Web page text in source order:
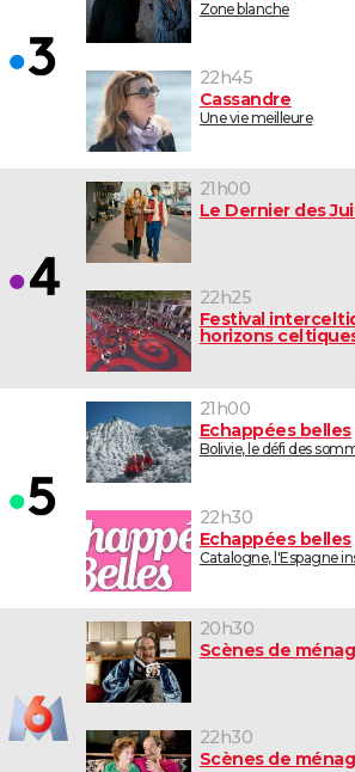
Zone blanche
22h45
Cassandre
Une vie meilleure
21h00
Le Dernier des
22h25
Festival
horizons
21h00
Echappées belles
Bolivie, le défi des
22h30
Echappées belles
Catalogne, l'Espagne
20h30
Scènes de
22h30
Scènes de